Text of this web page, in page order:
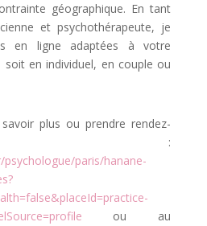
géographique. En tant
et psychothérapeute, je
en ligne adaptées à votre
en individuel, en couple ou
plus ou prendre rendez-
:
paris/hanane-
ou au